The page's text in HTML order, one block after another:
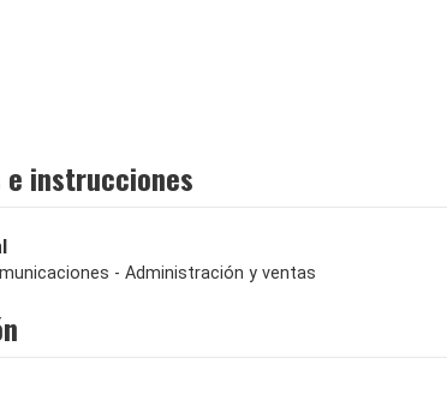
instrucciones
- Administración y ventas